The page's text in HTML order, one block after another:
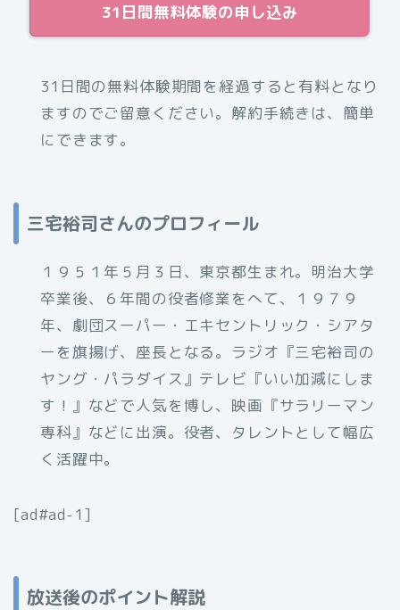
31日間無料体験の申し込み
31日間の無料体験期間を経過すると有料となり
ますのでご留意ください。解約手続きは、簡単
にできます。
三宅裕司さんのプロフィール
１９５１年５月３日、東京都生まれ。明治大学
卒業後、６年間の役者修業をへて、１９７９
年、劇団スーパー・エキセントリック・シアタ
ーを旗揚げ、座長となる。ラジオ『三宅裕司の
ヤング・パラダイス』テレビ『いい加減にしま
す！』などで人気を博し、映画『サラリーマン
専科』などに出演。役者、タレントとして幅広
く活躍中。
[ad#ad-1]
放送後のポイント解説